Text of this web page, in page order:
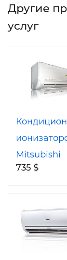
Другие
услуг
Mitsubishi
SRK40HG-
735 $